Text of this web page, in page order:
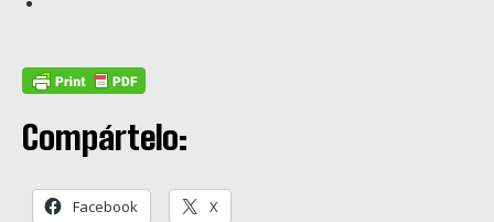
Compártelo:
Facebook X